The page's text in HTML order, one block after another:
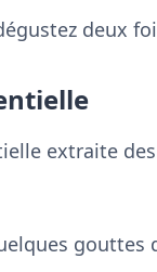
deux
extraite
gouttes